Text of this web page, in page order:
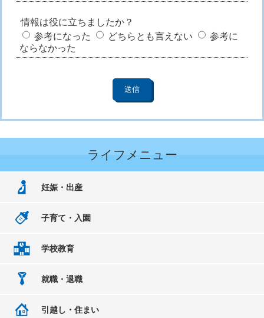
情報は役に立ちましたか？
参考になった
どちらとも言えない
参考に
ならなかった
ライフメニュー
妊娠・出産
子育て・入園
学校教育
就職・退職
引越し・住まい